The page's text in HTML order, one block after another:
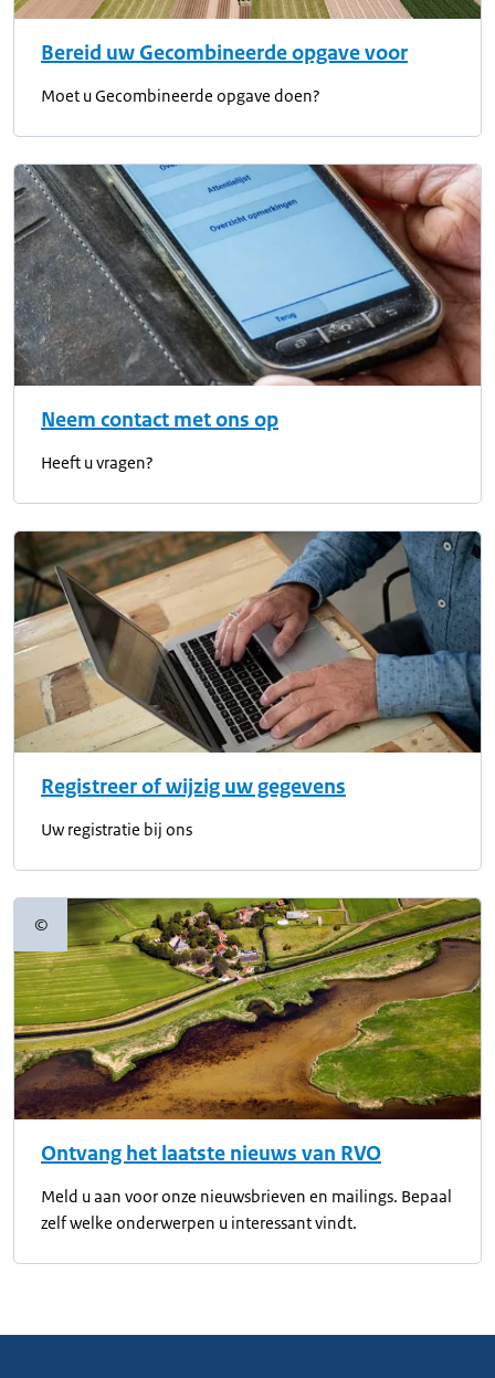
Bereid uw Gecombineerde opgave voor
Moet u Gecombineerde opgave doen?
Neem contact met ons op
Heeft u vragen?
Registreer of wijzig uw gegevens
Uw registratie bij ons
©Copyrightinformatie
Ontvang het laatste nieuws van RVO
Meld u aan voor onze nieuwsbrieven en mailings. Bepaal
zelf welke onderwerpen u interessant vindt.